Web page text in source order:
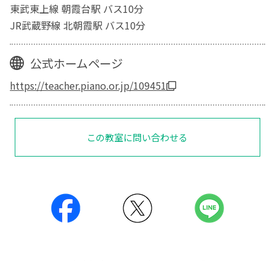
東武東上線 朝霞台駅 バス10分
JR武蔵野線 北朝霞駅 バス10分
公式ホームページ
https://teacher.piano.or.jp/109451
この教室に問い合わせる